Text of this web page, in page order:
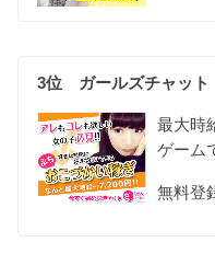
3位 ガールズチャット
最大時
ゲーム
無料登